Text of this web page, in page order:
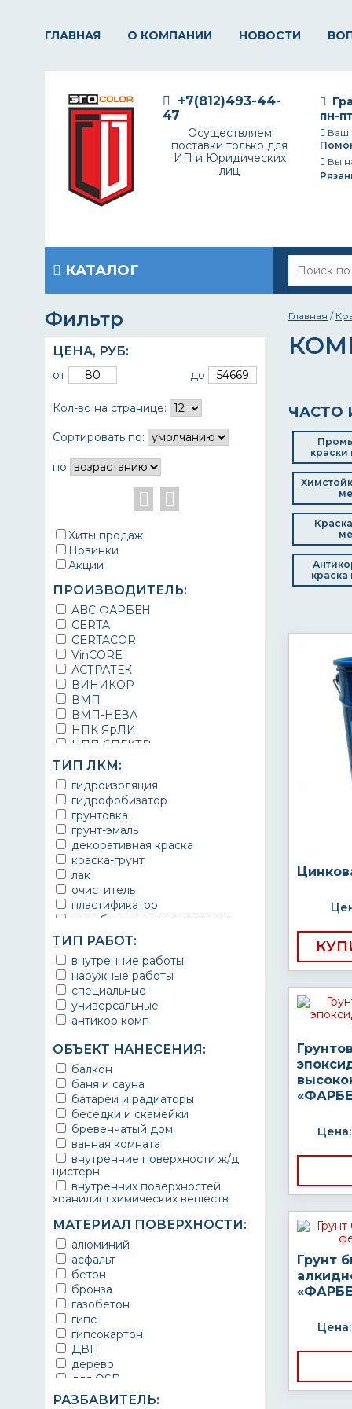
ГЛАВНАЯ О КОМПАНИИ НОВОСТИ
пн-
Ваш
Вы
+7(812)493-44-
47
Осуществляем
поставки только для
ИП и Юридических
лиц
КАТАЛОГ
Фильтр
ЦЕНА, РУБ:
от до
Кол-во на странице:
Сортировать по:
по
Хиты продаж
Новинки
Акции
ПРОИЗВОДИТЕЛЬ:
ABC ФАРБЕН
CERTA
CERTACOR
VinCORE
АСТРАТЕК
ВИНИКОР
ВМП
ВМП-НЕВА
НПК ЯрЛИ
НПП СПЕКТР
НПФ ЭМАЛЬ
ТЕРМА
УРЕПЛЕН
ТИП ЛКМ:
гидроизоляция
гидрофобизатор
грунтовка
грунт-эмаль
декоративная краска
краска-грунт
лак
очиститель
пластификатор
преобразователь ржавчины
эмаль
Краска
Покрытие
грунт эмаль
защитное покрытие
ТИП РАБОТ:
внутренние работы
наружные работы
специальные
универсальные
антикор комп
ОБЪЕКТ НАНЕСЕНИЯ:
балкон
баня и сауна
батареи и радиаторы
беседки и скамейки
бревенчатый дом
ванная комната
внутренние поверхности ж/д
цистерн
внутренних поверхностей
хранилищ химических веществ
ворота
выхлопные системы
автомобилей
газопроводы
гараж
гидротехнические сооружения
городской транспорт
грузовые вагоны
двери металлические
детали двигателей
детали машин
для автомобилей
МАТЕРИАЛ ПОВЕРХНОСТИ:
алюминий
асфальт
бетон
бронза
газобетон
гипс
гипсокартон
ДВП
дерево
для OSB
для бетона
РАЗБАВИТЕЛЬ:
Главная /
ЧАСТО
краски
краска
Цена:
Грунт
Цена: